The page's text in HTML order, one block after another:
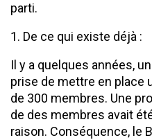
parti.
1. De ce qui existe déjà :
Il y a quelques années,
prise de mettre en place
de 300 membres. Une
de des membres avait
raison. Conséquence, le